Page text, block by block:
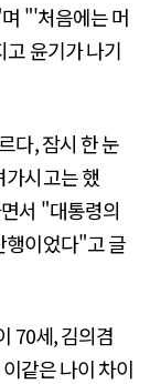
"'처음에는 머
윤기가 나기
다, 잠시 한 눈
가시고는 했
서 "대통령의
행이었다"고 글
70세, 김의겸
같은 나이 차이